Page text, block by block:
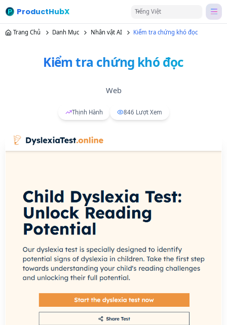
ProductHubX Tiếng Việt
Trang Chủ Danh Mục Nhân vật AI Kiểm tra chứng khó đọc
Kiểm tra chứng khó đọc
Web
Thịnh Hành 846 Lượt Xem